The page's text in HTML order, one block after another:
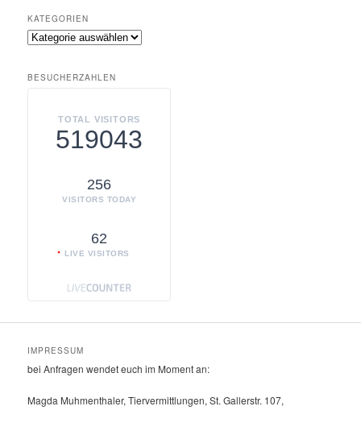
KATEGORIEN
Kategorien
BESUCHERZAHLEN
TOTAL VISITORS
519043
256
VISITORS TODAY
62
LIVE VISITORS
IMPRESSUM
bei Anfragen wendet euch im Moment an:
Magda Muhmenthaler, Tiervermittlungen, St. Gallerstr. 107,